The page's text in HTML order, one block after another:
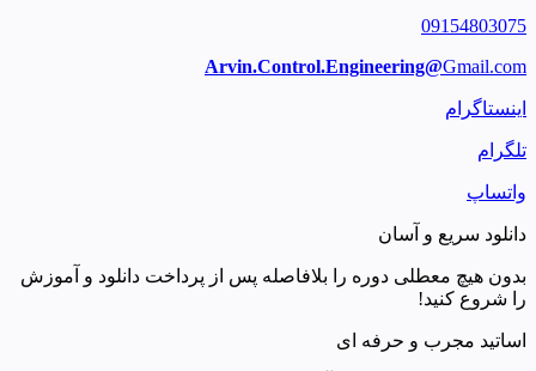
09154803075
Arvin.Control.Engineering@Gmail.com
اینستاگرام
تلگرام
واتساپ
دانلود سریع و آسان
بدون هیچ معطلی دوره را بلافاصله پس از پرداخت دانلود و آموزش
را شروع کنید!
اساتید مجرب و حرفه ای